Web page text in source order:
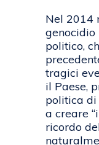
Nel 2014
genocidio
politico,
tragici
il Paese,
politica di
a creare
ricordo